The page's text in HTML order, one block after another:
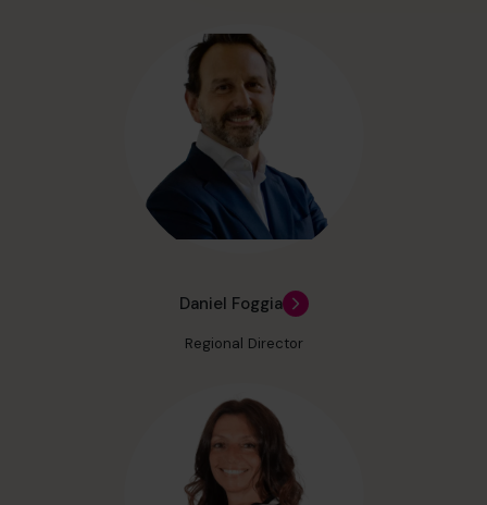
Daniel Foggia
Regional Director